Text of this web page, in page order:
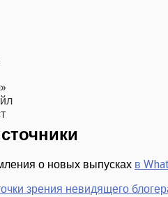
о новых выпусках в
зрения невидящего